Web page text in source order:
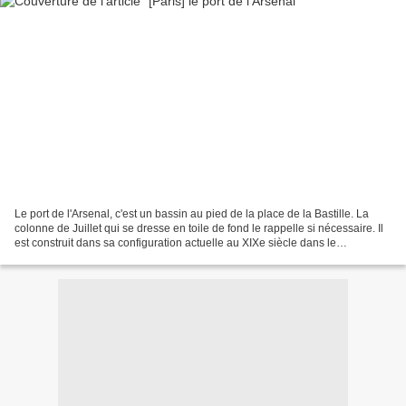
Le port de l'Arsenal, c'est un bassin au pied de la place de la Bastille. La
colonne de Juillet qui se dresse en toile de fond le rappelle si nécessaire. Il
est construit dans sa configuration actuelle au XIXe siècle dans le